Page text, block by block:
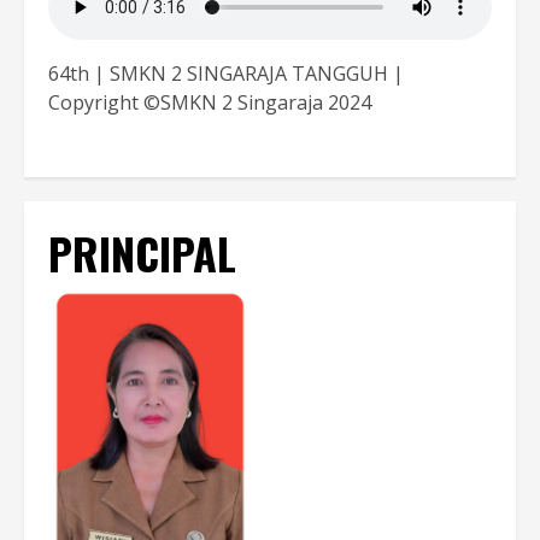
64th | SMKN 2 SINGARAJA TANGGUH |
Copyright ©SMKN 2 Singaraja 2024
PRINCIPAL